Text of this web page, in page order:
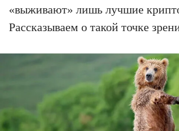
«выживают» лишь лучшие
Рассказываем о такой точке